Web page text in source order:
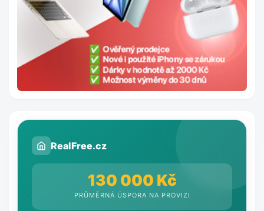
RealFree.cz
130 000 Kč
PRŮMĚRNÁ ÚSPORA NA PROVIZI